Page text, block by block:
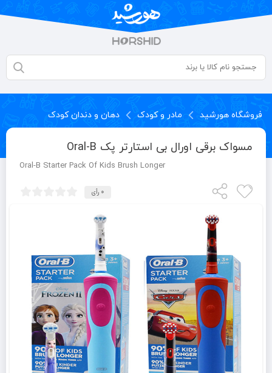
فروشگاه هورشید مادر و کودک دهان و دندان کودک
مسواک برقی اورال بی استارتر پک Oral-B
Oral-B Starter Pack Of Kids Brush Longer
0 رأی